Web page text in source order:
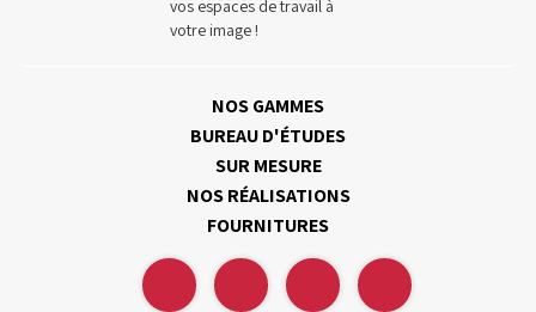
vos espaces de travail à
votre image !
NOS GAMMES
BUREAU D'ÉTUDES
SUR MESURE
NOS RÉALISATIONS
FOURNITURES